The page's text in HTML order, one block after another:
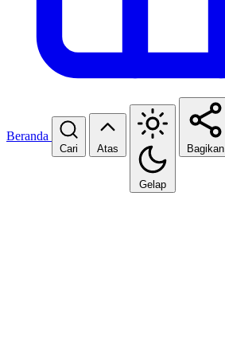
Beranda
Cari Atas
Gelap
Bagikan